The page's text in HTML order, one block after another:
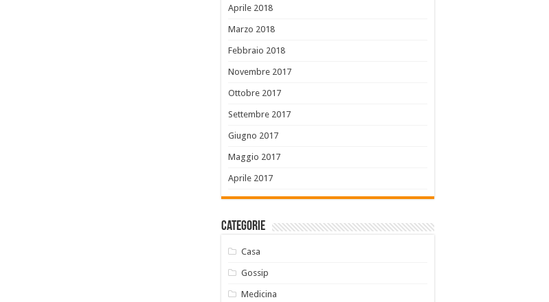
Aprile 2018
Marzo 2018
Febbraio 2018
Novembre 2017
Ottobre 2017
Settembre 2017
Giugno 2017
Maggio 2017
Aprile 2017
Categorie
Casa
Gossip
Medicina